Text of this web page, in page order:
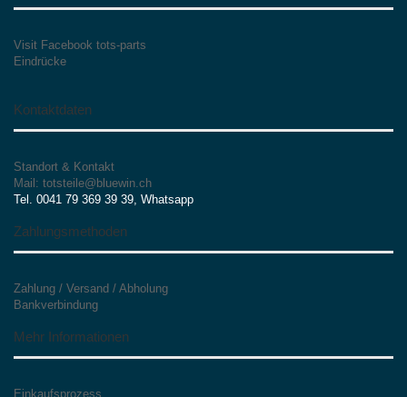
Visit Facebook tots-parts
Eindrücke
Kontaktdaten
Standort & Kontakt
Mail: totsteile@bluewin.ch
Tel. 0041 79 369 39 39, Whatsapp
Zahlungsmethoden
Zahlung / Versand / Abholung
Bankverbindung
Mehr Informationen
Einkaufsprozess